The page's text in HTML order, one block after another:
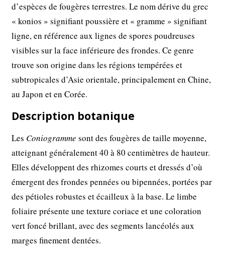
d’espèces de fougères terrestres. Le nom dérive du grec
« konios » signifiant poussière et « gramme » signifiant
ligne, en référence aux lignes de spores poudreuses
visibles sur la face inférieure des frondes. Ce genre
trouve son origine dans les régions tempérées et
subtropicales d’Asie orientale, principalement en Chine,
au Japon et en Corée.
Description botanique
Les Coniogramme sont des fougères de taille moyenne,
atteignant généralement 40 à 80 centimètres de hauteur.
Elles développent des rhizomes courts et dressés d’où
émergent des frondes pennées ou bipennées, portées par
des pétioles robustes et écailleux à la base. Le limbe
foliaire présente une texture coriace et une coloration
vert foncé brillant, avec des segments lancéolés aux
marges finement dentées.